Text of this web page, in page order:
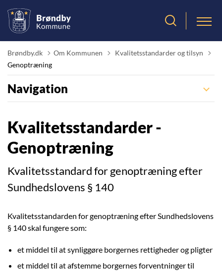
Brøndby.dk Om Kommunen Tilbage til
Kvalitetsstandarder og tilsyn
Genoptræning
Navigation
Kvalitetsstandarder -
Genoptræning
Kvalitetsstandard for genoptræning efter
Sundhedslovens § 140
Kvalitetsstandarden for genoptræning efter Sundhedslovens
§ 140 skal fungere som:
et middel til at synliggøre borgernes rettigheder og pligter
et middel til at afstemme borgernes forventninger til